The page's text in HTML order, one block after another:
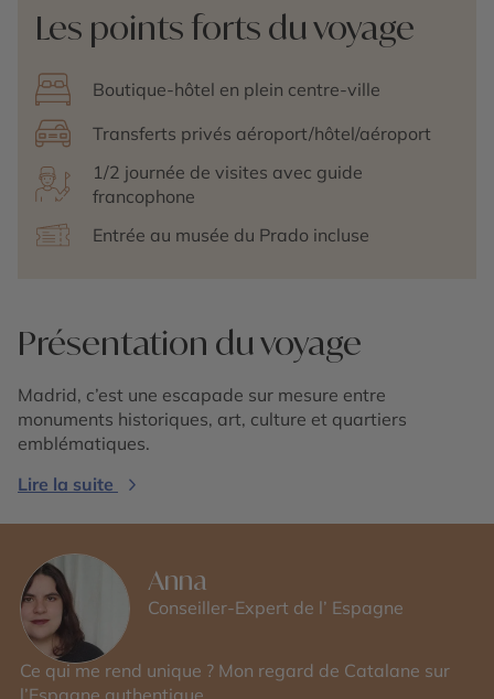
Les points forts du voyage
Boutique-hôtel en plein centre-ville
Transferts privés aéroport/hôtel/aéroport
1/2 journée de visites avec guide
francophone
Entrée au musée du Prado incluse
Présentation du voyage
Madrid, c’est une escapade sur mesure entre
monuments historiques, art, culture et quartiers
emblématiques.
Lire la suite
Anna
Conseiller-Expert de l’ Espagne
Ce qui me rend unique ? Mon regard de Catalane sur
l’Espagne authentique.